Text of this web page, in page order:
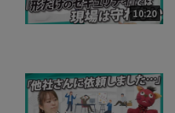
10:20